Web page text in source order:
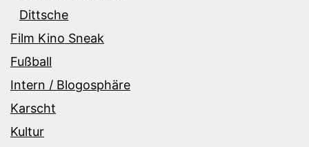
Dittsche
Film Kino Sneak
Fußball
Intern / Blogosphäre
Karscht
Kultur